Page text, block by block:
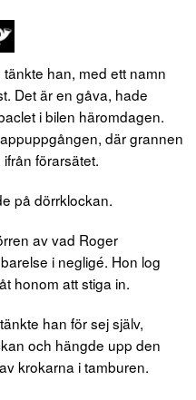
han, med ett namn
Det är en gåva, hade
i bilen häromdagen.
där grannen
förarsätet.
på dörrklockan.
av vad Roger
i negligé. Hon log
honom att stiga in.
han för sej själv,
och hängde upp den
krokarna i tamburen.